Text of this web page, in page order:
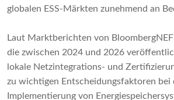
globalen ESS-Märkten zunehmend an
Laut Marktberichten von
die zwischen 2024 und 2026
lokale Netzintegrations- und
zu wichtigen Entscheidungsfaktoren bei
Implementierung von